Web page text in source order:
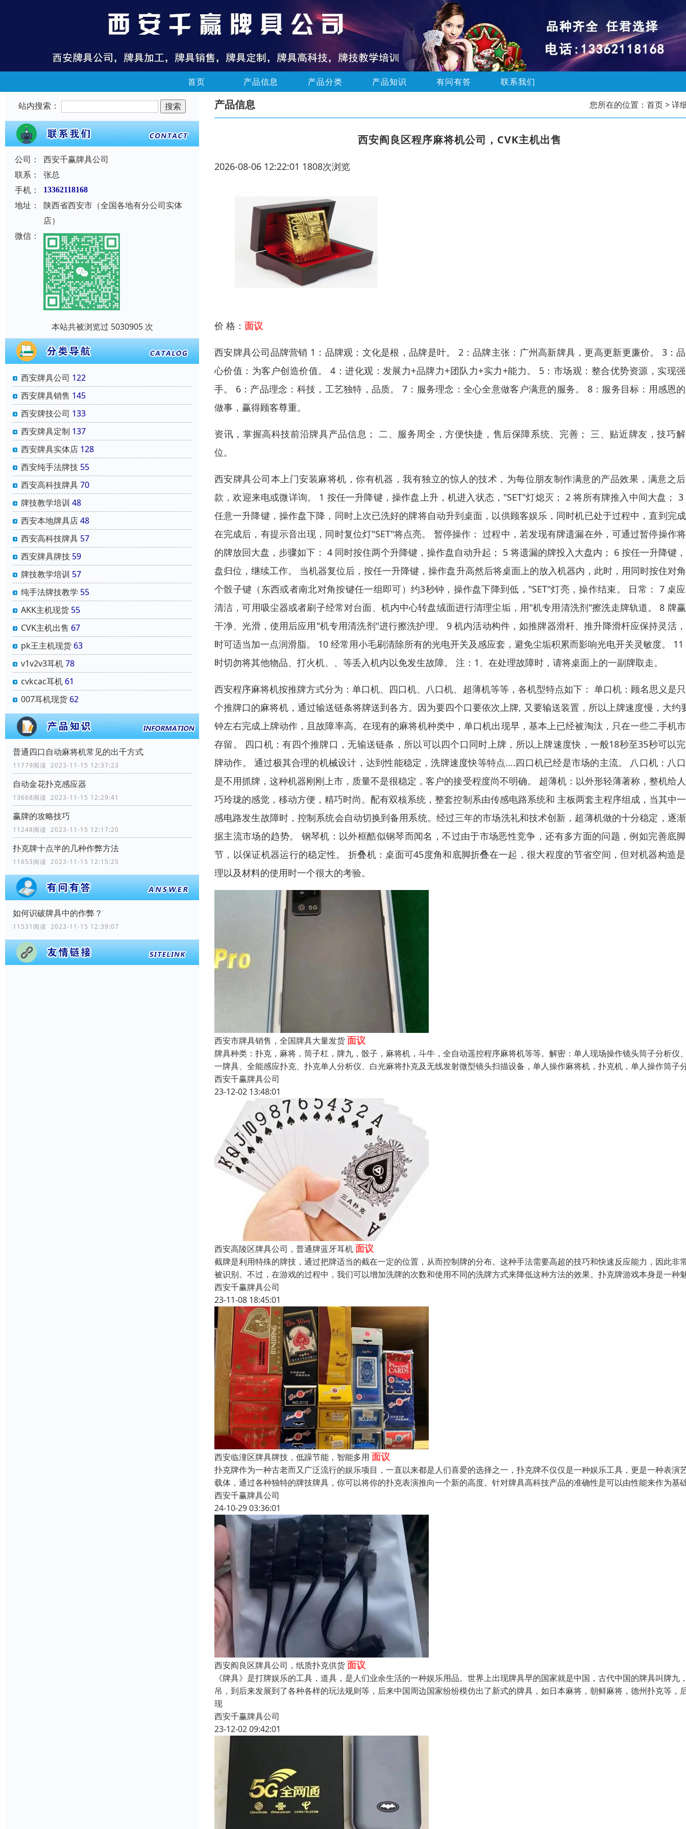
首页 产品信息 产品分类 产品知识 有问有答 联系我们
站内搜索：
公司：
西安千赢牌具公司
联系：
张总
手机：
13362118168
地址：
陕西省西安市（全国各地有分公司实体
店）
微信：
本站共被浏览过 5030905 次
西安牌具公司 122
西安牌具销售 145
西安牌技公司 133
西安牌具定制 137
西安牌具实体店 128
西安纯手法牌技 55
西安高科技牌具70
牌技教学培训 48
西安本地牌具店48
西安高科技牌具 57
西安牌具牌技 59
牌技教学培训 57
纯手法牌技教学 55
AKK主机现货 55
CVK主机出售 67
pk王主机现货 63
v1v2v3耳机78
cvkcac耳机 61
007耳机现货 62
普通四口自动麻将机常见的出千方式
11779阅读 2023-11-15 12:37:23
自动金花扑克感应器
13668阅读 2023-11-15 12:29:41
赢牌的攻略技巧
11248阅读 2023-11-15 12:17:20
扑克牌十点半的几种作弊方法
11653阅读 2023-11-15 12:15:25
如何识破牌具中的作弊？
11531阅读 2023-11-15 12:39:07
产品信息 您所在的位置： 首页> 详
西安阎良区程序麻将机公司，CVK主机出售
2026-08-06 12:22:01 1808次浏览
价 格： 面议
西安牌具公司品牌营销 1：品牌观：文化是根，品牌是叶。 2：品牌主张：广州高新牌具，更高更新更廉价。 3：
心价值：为客户创造价值。 4：进化观：发展力+品牌力+团队力+实力+能力。 5：市场观：整合优势资源，实现
手。 6：产品理念：科技，工艺独特，品质。 7：服务理念：全心全意做客户满意的服务。 8：服务目标：用感恩
做事，赢得顾客尊重。
资讯，掌握高科技前沿牌具产品信息； 二、服务周全，方便快捷，售后保障系统、完善； 三、贴近牌友，技巧
位。
西安牌具公司本上门安装麻将机，你有机器，我有独立的惊人的技术，为每位朋友制作满意的产品效果，满意之
款，欢迎来电或微详询。 1 按任一升降键，操作盘上升，机进入状态，"SET"灯熄灭； 2 将所有牌推入中间大盘； 3
任意一升降键，操作盘下降，同时上次已洗好的牌将自动升到桌面，以供顾客娱乐，同时机已处于过程中，直到完
在完成后，有提示音出现，同时复位灯"SET"将点亮。 暂停操作： 过程中，若发现有牌遗漏在外，可通过暂停操作
的牌放回大盘，步骤如下： 4 同时按住两个升降键，操作盘自动升起； 5 将遗漏的牌投入大盘内； 6 按任一升降键
盘归位，继续工作。 当机器复位后，按任一升降键，操作盘升高然后将桌面上的放入机器内，此时，用同时按住对
个骰子键（东西或者南北对角按键任一组即可）约3秒钟，操作盘下降到低，"SET"灯亮，操作结束。 日常： 7 桌
清洁，可用吸尘器或者刷子经常对台面、机内中心转盘绒面进行清理尘垢，用"机专用清洗剂"擦洗走牌轨道。 8 牌
干净、光滑，使用后应用"机专用清洗剂"进行擦洗护理。 9 机内活动构件，如推牌器滑杆、推升降滑杆应保持灵活
时可适当加一点润滑脂。 10 经常用小毛刷清除所有的光电开关及感应套，避免尘垢积累而影响光电开关灵敏度。 11
时切勿将其他物品、打火机、、等丢入机内以免发生故障。 注：1、在处理故障时，请将桌面上的一副牌取走。
西安程序麻将机按推牌方式分为：单口机、四口机、八口机、超薄机等等，各机型特点如下： 单口机：顾名思义是
个推牌口的麻将机，通过输送链条将牌送到各方。因为要四个口要依次上牌, 又要输送装置，所以上牌速度慢，大约
钟左右完成上牌动作，且故障率高。在现有的麻将机种类中，单口机出现早，基本上已经被淘汰，只在一些二手机
存留。 四口机：有四个推牌口，无输送链条，所以可以四个口同时上牌，所以上牌速度快，一般18秒至35秒可以
牌动作。 通过极其合理的机械设计，达到性能稳定，洗牌速度快等特点....四口机已经是市场的主流。 八口机：八
是不用抓牌，这种机器刚刚上市，质量不是很稳定，客户的接受程度尚不明确。 超薄机：以外形轻薄著称，整机给
巧玲珑的感觉，移动方便，精巧时尚。配有双核系统，整套控制系由传感电路系统和 主板两套主程序组成，当其中
感电路发生故障时，控制系统会自动切换到备用系统。经过三年的市场洗礼和技术创新，超薄机做的十分稳定，逐
据主流市场的趋势。 钢琴机：以外框酷似钢琴而闻名，不过由于市场恶性竞争，还有多方面的问题，例如完善底
节，以保证机器运行的稳定性。 折叠机：桌面可45度角和底脚折叠在一起，很大程度的节省空间，但对机器构造
理以及材料的使用时一个很大的考验。
西安市牌具销售，全国牌具大量发货面议
牌具种类：扑克，麻将，筒子杠，牌九，骰子，麻将机，斗牛，全自动遥控程序麻将机等等。解密：单人现场操作镜头筒子分析仪
一牌具、全能感应扑克、扑克单人分析仪、白光麻将扑克及无线发射微型镜头扫描设备，单人操作麻将机，扑克机，单人操作筒子
西安千赢牌具公司
23-12-02 13:48:01
西安高陵区牌具公司，普通牌蓝牙耳机面议
截牌是利用特殊的牌技，通过把牌适当的截在一定的位置，从而控制牌的分布。这种手法需要高超的技巧和快速反应能力，因此非
被识别。不过，在游戏的过程中，我们可以增加洗牌的次数和使用不同的洗牌方式来降低这种方法的效果。扑克牌游戏本身是一种
西安千赢牌具公司
23-11-08 18:45:01
西安临潼区牌具牌技，低躁节能，智能多用 面议
扑克牌作为一种古老而又广泛流行的娱乐项目，一直以来都是人们喜爱的选择之一，扑克牌不仅仅是一种娱乐工具，更是一种表演
载体，通过各种独特的牌技牌具，你可以将你的扑克表演推向一个新的高度。针对牌具高科技产品的准确性是可以由性能来作为基
西安千赢牌具公司
24-10-29 03:36:01
西安阎良区牌具公司，纸质扑克供货面议
《牌具》是打牌娱乐的工具，道具，是人们业余生活的一种娱乐用品。世界上出现牌具早的国家就是中国，古代中国的牌具叫牌九
吊，到后来发展到了各种各样的玩法规则等，后来中国周边国家纷纷模仿出了新式的牌具，如日本麻将，朝鲜麻将，德州扑克等，
现
西安千赢牌具公司
23-12-02 09:42:01